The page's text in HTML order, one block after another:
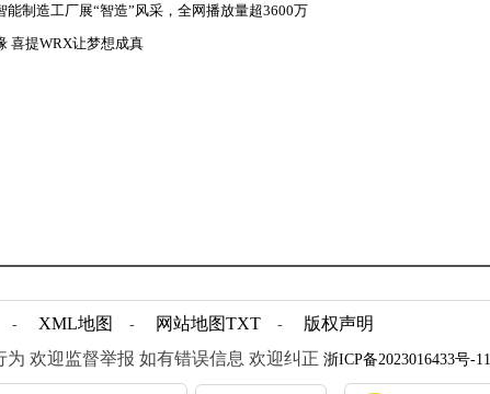
能制造工厂展“智造”风采，全网播放量超3600万
喜提WRX让梦想成真
- XML地图 - 网站地图TXT -
版权声明
为 欢迎监督举报 如有错误信息 欢迎纠正 浙ICP备2023016433号-11